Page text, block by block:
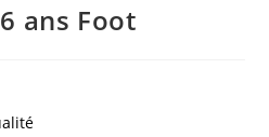
ans Foot